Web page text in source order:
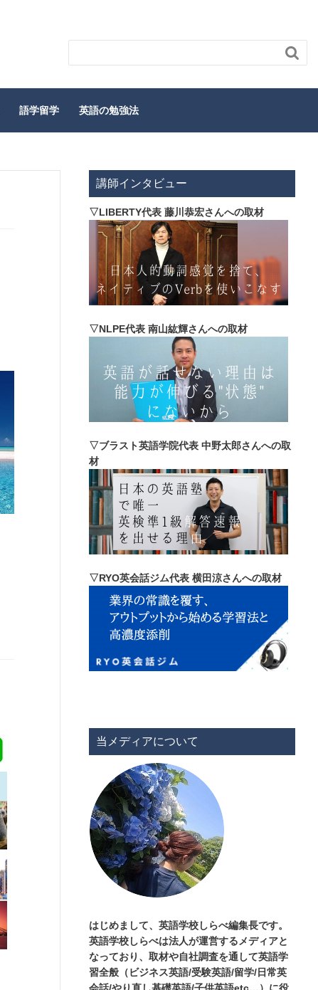

語学留学 英語の勉強法
講師インタビュー
▽LIBERTY代表 藤川恭宏さんへの取材
▽NLPE代表 南山紘輝さんへの取材
▽ブラスト英語学院代表 中野太郎さんへの取
材
▽RYO英会話ジム代表 横田涼さんへの取材
当メディアについて
はじめまして、英語学校しらべ編集長です。
英語学校しらべは法人が運営するメディアと
なっており、取材や自社調査を通して英語学
習全般（ビジネス英語/受験英語/留学/日常英
会話/やり直し基礎英語/子供英語etc…）に役